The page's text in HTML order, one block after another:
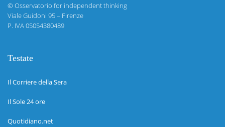
©Osservatorio for independent thinking
Viale Guidoni 95 – Firenze
P. IVA 05054380489
Testate
Il Corriere della Sera
Il Sole 24 ore
Quotidiano.net